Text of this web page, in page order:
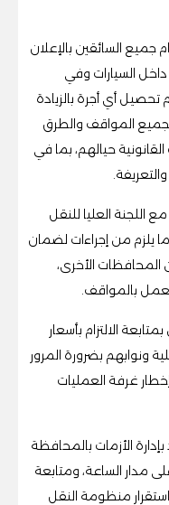
جميع السائقين بالإعلان
السيارات وفي
أي أجرة بالزيادة
المواقف والطرق
حيالهم، بما في
اللجنة العليا للنقل
يلزم من إجراءات لضمان
المحافظات الأخرى،
بالمواقف.
الالتزام بأسعار
ونوابهم بضرورة المرور
غرفة العمليات
الأزمات بالمحافظة
مدار الساعة، ومتابعة
منظومة النقل